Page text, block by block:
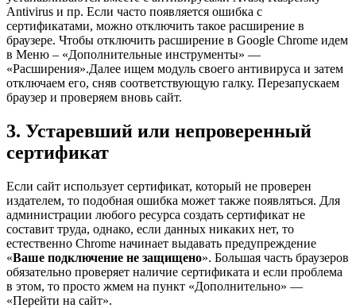
Antivirus и пр. Если часто появляется ошибка с
сертификатами, можно отключить такое расширение в
браузере. Чтобы отключить расширение в Google Chrome идем
в Меню – «Дополнительные инструменты» —
«Расширения».Далее ищем модуль своего антивируса и затем
отключаем его, сняв соответствующую галку. Перезапускаем
браузер и проверяем вновь сайт.
3. Устаревший или непроверенный
сертификат
Если сайт использует сертификат, который не проверен
издателем, то подобная ошибка может также появляться. Для
администрации любого ресурса создать сертификат не
составит труда, однако, если данных никаких нет, то
естественно Chrome начинает выдавать предупреждение
«Ваше подключение не защищено». Большая часть браузеров
обязательно проверяет наличие сертификата и если проблема
в этом, то просто жмем на пункт «Дополнительно» —
«Перейти на сайт».